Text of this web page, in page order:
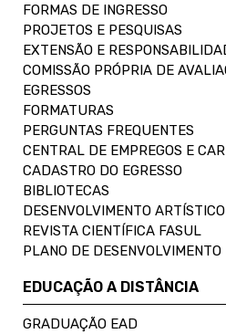
FORMAS DE INGRESSO
PROJETOS E PESQUISAS
EXTENSÃO E
COMISSÃO PRÓPRIA DE
EGRESSOS
FORMATURAS
PERGUNTAS FREQUENTES
CENTRAL DE EMPREGOS E
CADASTRO DO EGRESSO
BIBLIOTECAS
DESENVOLVIMENTO
REVISTA CIENTÍFICA FASUL
PLANO DE
EDUCAÇÃO A DISTÂNCIA
GRADUAÇÃO EAD